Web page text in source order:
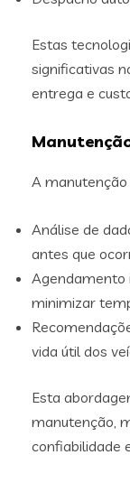
Estas
significativas
entrega e
A
Análise de
antes que
Agendamento
minimizar
vida útil dos
Esta
manutenção,
confiabilidade